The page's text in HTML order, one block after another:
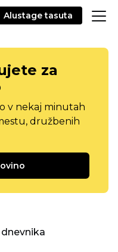
Alustage tasuta
za
v nekaj minutah
družbenih